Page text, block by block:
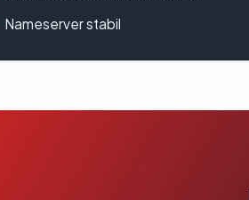
Nameserver stabil